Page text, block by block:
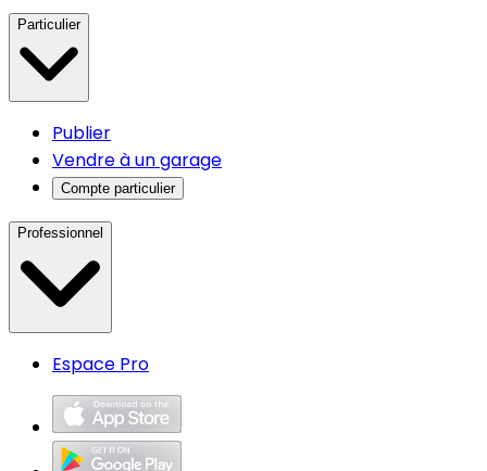
Particulier
Publier
Vendre à un garage
Compte particulier
Professionnel
Espace Pro